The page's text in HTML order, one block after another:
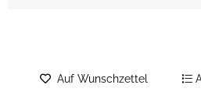
Auf Wunschzettel